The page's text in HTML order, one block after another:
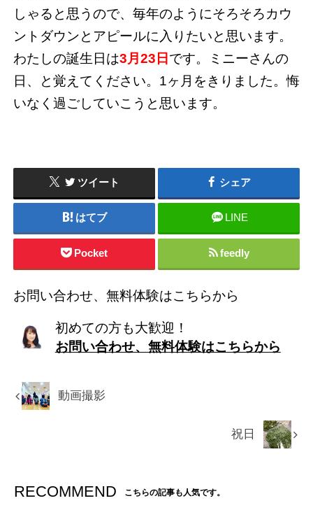
しゃると思うので、毎年のようにそろそろカウ
ントダウンとアピールに入りたいと思います。
わたしの誕生日は3月23日 です。ミニーさんの
日、と覚えてください。1ヶ月をきりました。悔
いなく過ごしていこうと思います。
ツイート シェア
はてブ LINE
Pocket feedly
お問い合わせ、無料体験はこちらから
初めての方も大歓迎！
お問い合わせ、無料体験はこちらから
動画撮影
祝日
RECOMMEND こちらの記事も人気です。